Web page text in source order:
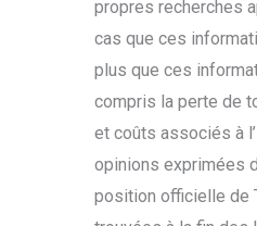
propres recherches
cas que ces
plus que ces
compris la perte de
et coûts associés à
opinions exprimées
position officielle de